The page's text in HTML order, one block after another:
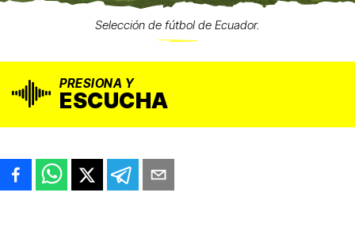
Selección de fútbol de Ecuador.
PRESIONA Y
ESCUCHA